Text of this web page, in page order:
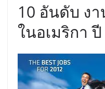
10 อันดับ ง
ในอเมริกา